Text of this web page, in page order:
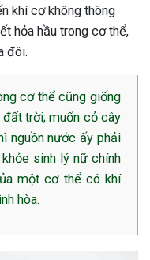
khí cơ không thông
hỏa hầu trong cơ thể,
đôi.
cơ thể cũng giống
trời; muốn cỏ cây
nguồn nước ấy phải
sinh lý nữ chính
một cơ thể có khí
hòa.